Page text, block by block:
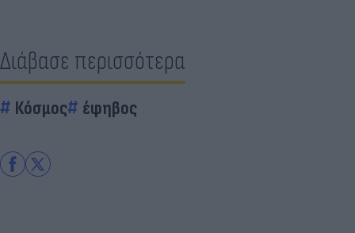
Διάβασε περισσότερα
Κόσμος έφηβος